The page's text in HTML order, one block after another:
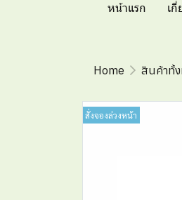
หน้าแรก เกี่
Home สินค้าทั้
สั่งจองล่วงหน้า